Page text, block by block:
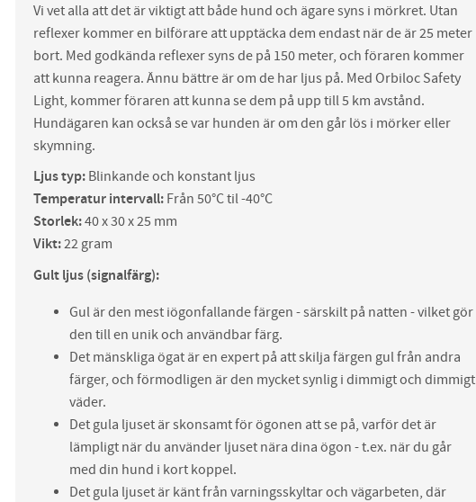
Vi vet alla att det är viktigt att både hund och ägare syns i mörkret. Utan
reflexer kommer en bilförare att upptäcka dem endast när de är 25 meter
bort. Med godkända reflexer syns de på 150 meter, och föraren kommer
att kunna reagera. Ännu bättre är om de har ljus på. Med Orbiloc Safety
Light, kommer föraren att kunna se dem på upp till 5 km avstånd.
Hundägaren kan också se var hunden är om den går lös i mörker eller
skymning.
Ljus typ: Blinkande och konstant ljus
Temperatur intervall: Från 50°C til -40°C
Storlek:40 x 30 x 25 mm
Vikt:22 gram
Gult ljus (signalfärg):
Gul är den mest iögonfallande färgen - särskilt på natten - vilket gör
den till en unik och användbar färg.
Det mänskliga ögat är en expert på att skilja färgen gul från andra
färger, och förmodligen är den mycket synlig i dimmigt och dimmigt
väder.
Det gula ljuset är skonsamt för ögonen att se på, varför det är
lämpligt när du använder ljuset nära dina ögon - t.ex. när du går
med din hund i kort koppel.
Det gula ljuset är känt från varningsskyltar och vägarbeten, där